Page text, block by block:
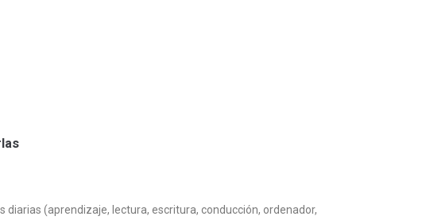
(aprendizaje, lectura, escritura, conducción, ordenador,